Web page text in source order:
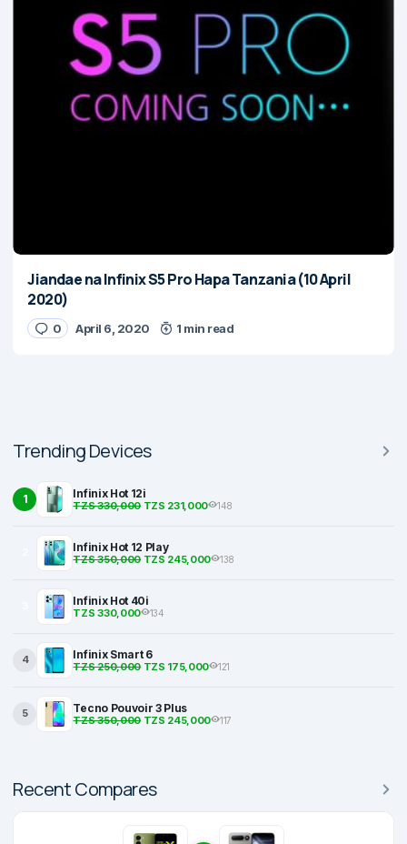
Jiandae na Infinix S5 Pro Hapa Tanzania (10 April
2020)
0 April 6, 2020 1 min read
Trending Devices
1 Infinix Hot 12i
TZS 330,000TZS 231,000 148
Infinix Hot 12 Play
TZS 350,000TZS 245,000 138
Infinix Hot 40i
TZS 330,000 134
4 Infinix Smart 6
TZS 250,000TZS 175,000 121
5 Tecno Pouvoir 3 Plus
TZS 350,000TZS 245,000 117
Recent Compares